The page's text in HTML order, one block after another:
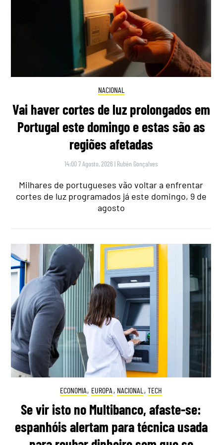
NACIONAL
Vai haver cortes de luz prolongados em
Portugal este domingo e estas são as
regiões afetadas
14:00 7 Agosto, 2026 | Rubén Gonçalves
Milhares de portugueses vão voltar a enfrentar
cortes de luz programados já este domingo, 9 de
agosto
ECONOMIA, EUROPA , NACIONAL , TECH
Se vir isto no Multibanco, afaste-se:
espanhóis alertam para técnica usada